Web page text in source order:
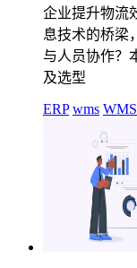
企业提升物流
息技术的桥梁
与人员协作？
及选型
ERP wms WMS